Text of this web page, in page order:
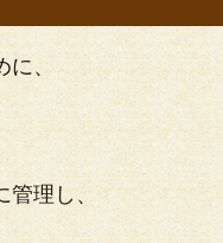
に、
理し、